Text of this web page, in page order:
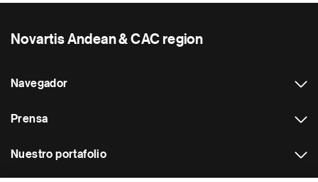
Novartis Andean & CAC region
Navegador
Prensa
Nuestro portafolio